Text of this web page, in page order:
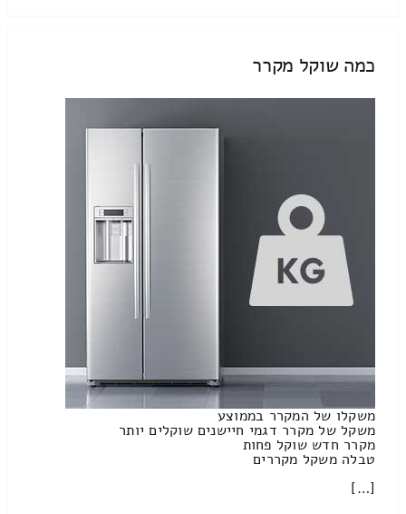
כמה שוקל מקרר
משקלו של המקרר בממוצע
משקל של מקרר דגמי חיישנים שוקלים יותר
מקרר חדש שוקל פחות
טבלה משקל מקררים
[…]